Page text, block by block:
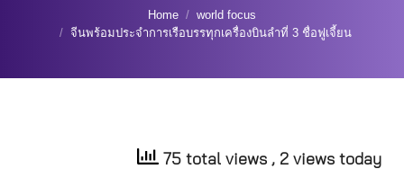
Home
world focus
จีนพร้อมประจำการเรือบรรทุกเครื่องบินลำที่ 3 ชื่อฟูเจี้ยน
75 total views , 2 views today